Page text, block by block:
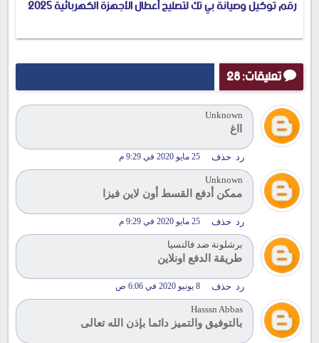
رقم توكيل وصيانة بي تك لتصليح أعطال الأجهزة الكهربائية 2025
تعليقات: 28
Unknown
25 مايو 2020 في 9:29 م
ااغ
رد حذف
Unknown
25 مايو 2020 في 9:29 م
ممكن أدفع القسط أون لاين فيزا
رد حذف
برشلونة ضد فالنسيا
8 يونيو 2020 في 6:06 ص
طريقة الدفع اونلاين
رد حذف
Hasssn Abbas
بالتوفيق والتميز دائما بإذن الله تعالى